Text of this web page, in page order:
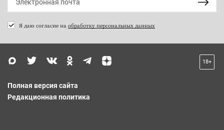
Я даю согласие на обработку персональных данных
18+
Полная версия сайта
Редакционная политика